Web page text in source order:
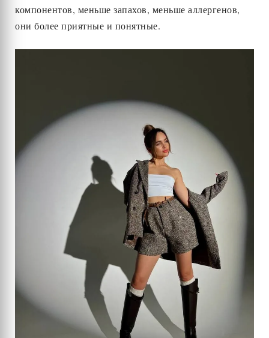
компонентов, меньше запахов, меньше аллергенов,
они более приятные и понятные.